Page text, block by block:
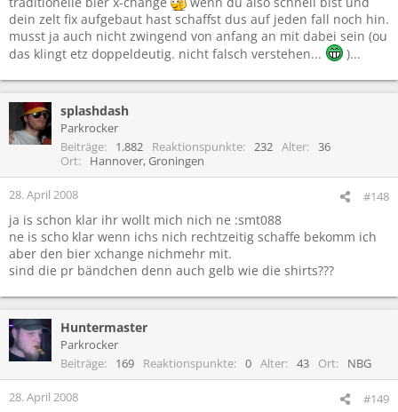
dein zelt fix aufgebaut hast schaffst dus auf jeden fall noch hin.
musst ja auch nicht zwingend von anfang an mit dabei sein (ou
das klingt etz doppeldeutig. nicht falsch verstehen...
)...
splashdash
Parkrocker
Beiträge
1.882 Reaktionspunkte 232 Alter
36
Ort
Hannover, Groningen
28. April 2008 #148
ja is schon klar ihr wollt mich nich ne :smt088
ne is scho klar wenn ichs nich rechtzeitig schaffe bekomm ich
aber den bier xchange nichmehr mit.
sind die pr bändchen denn auch gelb wie die shirts???
Huntermaster
Parkrocker
Beiträge
169 Reaktionspunkte 0 Alter 43 Ort NBG
28. April 2008 #149